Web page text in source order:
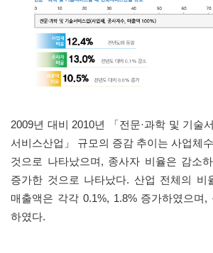
2009년 대비 2010년 「 전문·과학 및 기술
서비스산업 」
규모의 증감 추이는 사업체
것으로 나타났으며 , 종사자 비율은 감소
증가한 것으로 나타났다. 산업 전체의 비
매출액은 각각 0.1%, 1.8% 증가하였으며 ,
하였다.